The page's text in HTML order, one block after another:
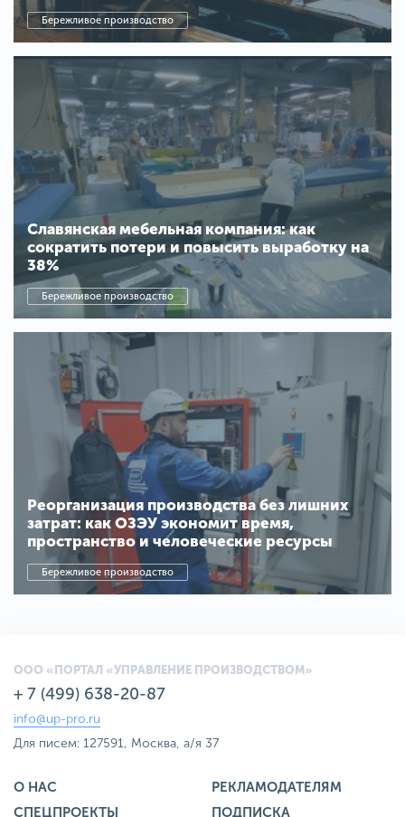
Бережливое производство
Славянская мебельная компания: как
сократить потери и повысить выработку на
38%
Бережливое производство
Реорганизация производства без лишних
затрат: как ОЗЭУ экономит время,
пространство и человеческие ресурсы
Бережливое производство
ООО «ПОРТАЛ «УПРАВЛЕНИЕ ПРОИЗВОДСТВОМ»
+ 7 (499) 638-20-87
info@up-pro.ru
Для писем: 127591, Москва, а/я 37
О НАС
РЕКЛАМОДАТЕЛЯМ
СПЕЦПРОЕКТЫ
ПОДПИСКА